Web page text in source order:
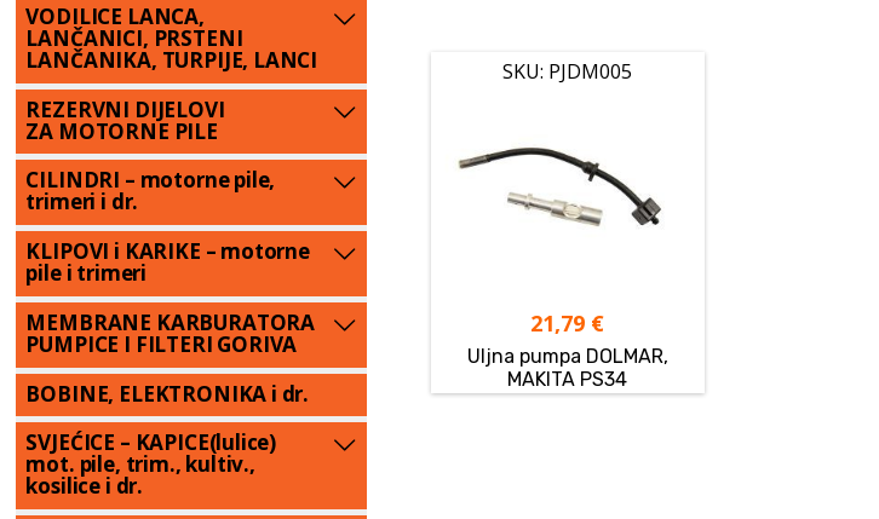
SKU: PJDM005
21,79 €
Uljna pumpa DOLMAR,
MAKITA PS34
VODILICE LANCA,
LANČANICI, PRSTENI
LANČANIKA, TURPIJE, LANCI
REZERVNI DIJELOVI
ZA MOTORNE PILE
CILINDRI – motorne pile,
trimeri i dr.
KLIPOVI i KARIKE – motorne
pile i trimeri
MEMBRANE KARBURATORA
PUMPICE I FILTERI GORIVA
BOBINE, ELEKTRONIKA i dr.
SVJEĆICE – KAPICE(lulice)
mot. pile, trim., kultiv.,
kosilice i dr.